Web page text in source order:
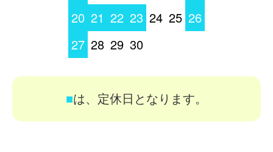
20 21 22 23 24 25 26
27 28 29 30
■は、定休日となります。